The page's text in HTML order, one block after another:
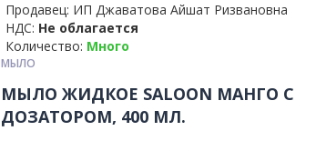
Продавец: ИП Джаватова Айшат Ризвановна
НДС: Не облагается
Количество: Много
МЫЛО
МЫЛО ЖИДКОЕ SALOON МАНГО С
ДОЗАТОРОМ, 400 МЛ.